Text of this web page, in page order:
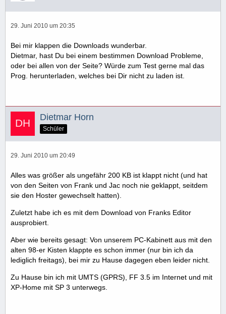
29. Juni 2010 um 20:35
Bei mir klappen die Downloads wunderbar.
Dietmar, hast Du bei einem bestimmen Download Probleme,
oder bei allen von der Seite? Würde zum Test gerne mal das
Prog. herunterladen, welches bei Dir nicht zu laden ist.
Dietmar Horn
Schüler
29. Juni 2010 um 20:49
Alles was größer als ungefähr 200 KB ist klappt nicht (und hat
von den Seiten von Frank und Jac noch nie geklappt, seitdem
sie den Hoster gewechselt hatten).
Zuletzt habe ich es mit dem Download von Franks Editor
ausprobiert.
Aber wie bereits gesagt: Von unserem PC-Kabinett aus mit den
alten 98-er Kisten klappte es schon immer (nur bin ich da
lediglich freitags), bei mir zu Hause dagegen eben leider nicht.
Zu Hause bin ich mit UMTS (GPRS), FF 3.5 im Internet und mit
XP-Home mit SP 3 unterwegs.